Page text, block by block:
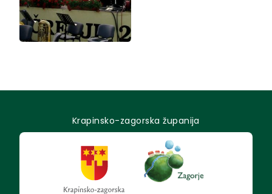
Krapinsko-zagorska županija